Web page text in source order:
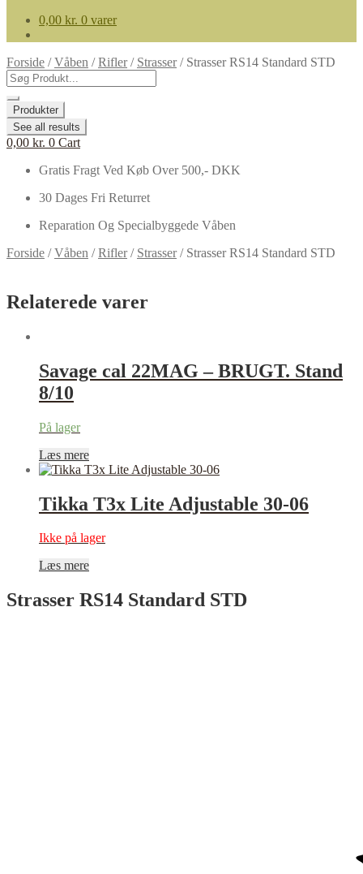
0,00 kr. 0 varer
Forside /Våben /Rifler/ Strasser/ Strasser RS14 Standard STD
Search
...
Produkter
See all results
0,00 kr. 0 Cart
Gratis Fragt Ved Køb Over 500,- DKK
30 Dages Fri Returret
Reparation Og Specialbyggede Våben
Forside /Våben /Rifler/ Strasser/ Strasser RS14 Standard STD
Relaterede varer
Savage cal 22MAG – BRUGT. Stand
8/10
På lager
Læs mere
Tikka T3x Lite Adjustable 30-06
Ikke på lager
Læs mere
Strasser RS14 Standard STD